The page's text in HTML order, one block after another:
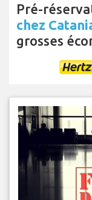
Pré-
chez
grosses